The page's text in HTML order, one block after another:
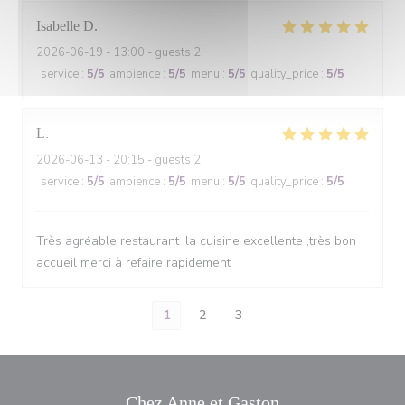
Isabelle D
2026-06-19 - 13:00 - guests 2
service : 5/5 ambience : 5/5 menu : 5/5 quality_price : 5/5
L
2026-06-13 - 20:15 - guests 2
service : 5/5 ambience : 5/5 menu : 5/5 quality_price : 5/5
Très agréable restaurant ,la cuisine excellente ,très bon
accueil merci à refaire rapidement
1 2 3